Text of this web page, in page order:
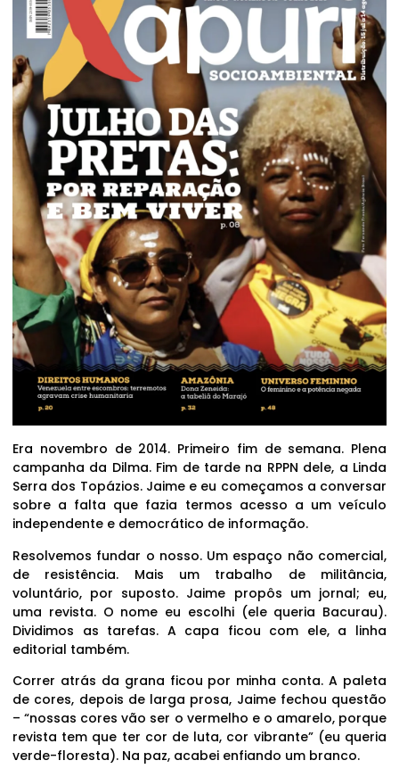
Era novembro de 2014. Primeiro fim de semana. Plena
campanha da Dilma. Fim de tarde na RPPN dele, a Linda
Serra dos Topázios. Jaime e eu começamos a conversar
sobre a falta que fazia termos acesso a um veículo
independente e democrático de informação.
Resolvemos fundar o nosso. Um espaço não comercial,
de resistência. Mais um trabalho de militância,
voluntário, por suposto. Jaime propôs um jornal; eu,
uma revista. O nome eu escolhi (ele queria Bacurau).
Dividimos as tarefas. A capa ficou com ele, a linha
editorial também.
Correr atrás da grana ficou por minha conta. A paleta
de cores, depois de larga prosa, Jaime fechou questão
– “nossas cores vão ser o vermelho e o amarelo, porque
revista tem que ter cor de luta, cor vibrante” (eu queria
verde-floresta). Na paz, acabei enfiando um branco.